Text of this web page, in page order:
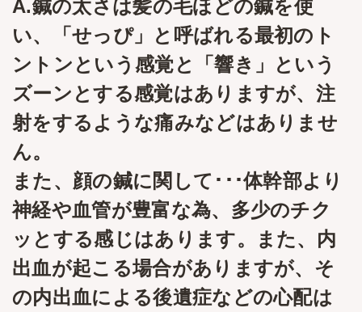
A.鍼の太さは髪の毛ほどの鍼を使
い、「せっぴ」と呼ばれる最初のト
ントンという感覚と「響き」という
ズーンとする感覚はありますが、注
射をするような痛みなどはありませ
ん。
​また、顔の鍼に関して･･･体幹部より
神経や血管が豊富な為、多少のチク
ッとする感じはあります。また、内
出血が起こる場合がありますが、そ
の内出血による後遺症などの心配は